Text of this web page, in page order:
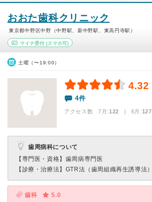
おおた歯科クリニック
東京都中野区中野（中野駅、新中野駅、東高円寺駅）
マイナ受付 (スマホ可)
土曜（〜19:00）
4.32
4件
アクセス数 7月:122 | 6月:127
歯周病科について
【専門医・資格】 歯周病専門医
【診療・治療法】 GTR法（歯周組織再生誘導法）
歯科
5.0